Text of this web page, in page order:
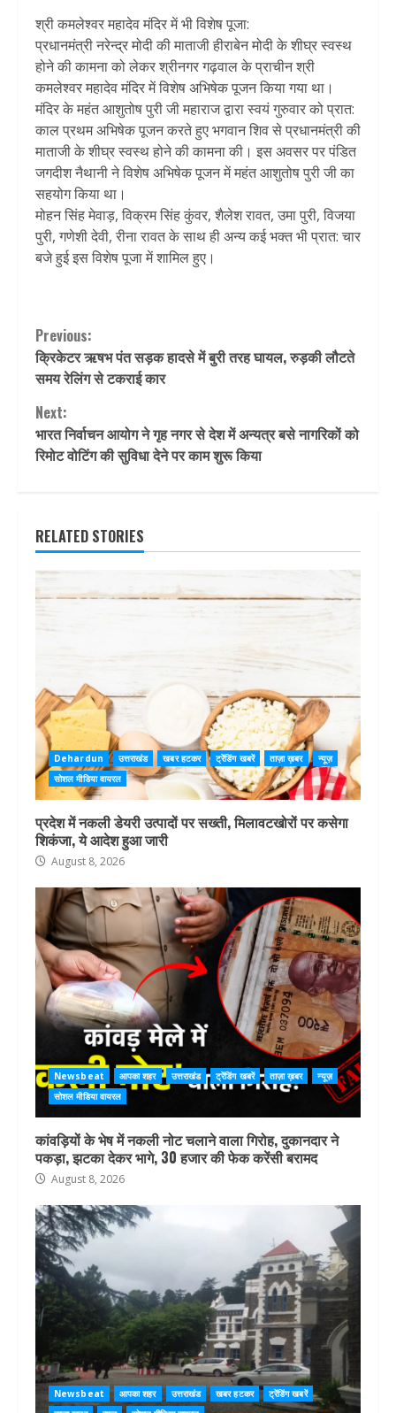
श्री कमलेश्वर महादेव मंदिर में भी विशेष पूजा:
प्रधानमंत्री नरेन्द्र मोदी की माताजी हीराबेन मोदी के शीघ्र स्वस्थ
होने की कामना को लेकर श्रीनगर गढ़वाल के प्राचीन श्री
कमलेश्वर महादेव मंदिर में विशेष अभिषेक पूजन किया गया था।
मंदिर के महंत आशुतोष पुरी जी महाराज द्वारा स्वयं गुरुवार को प्रात:
काल प्रथम अभिषेक पूजन करते हुए भगवान शिव से प्रधानमंत्री की
माताजी के शीघ्र स्वस्थ होने की कामना की। इस अवसर पर पंडित
जगदीश नैथानी ने विशेष अभिषेक पूजन में महंत आशुतोष पुरी जी का
सहयोग किया था।
मोहन सिंह मेवाड़, विक्रम सिंह कुंवर, शैलेश रावत, उमा पुरी, विजया
पुरी, गणेशी देवी, रीना रावत के साथ ही अन्य कई भक्त भी प्रात: चार
बजे हुई इस विशेष पूजा में शामिल हुए।
Continue
Reading
Previous:
क्रिकेटर ऋषभ पंत सड़क हादसे में बुरी तरह घायल, रुड़की लौटते
समय रेलिंग से टकराई कार
Next:
भारत निर्वाचन आयोग ने गृह नगर से देश में अन्यत्र बसे नागरिकों को
रिमोट वोटिंग की सुविधा देने पर काम शुरू किया
RELATED STORIES
Dehardun उत्तराखंड खबर हटकर ट्रेंडिंग खबरें ताज़ा ख़बर
न्यूज़
सोशल मीडिया वायरल
प्रदेश में नकली डेयरी उत्पादों पर सख्ती, मिलावटखोरों पर कसेगा
शिकंजा, ये आदेश हुआ जारी
August 8, 2026
Newsbeat आपका शहर उत्तराखंड ट्रेंडिंग खबरें ताज़ा ख़बर
न्यूज़
सोशल मीडिया वायरल
कांवड़ियों के भेष में नकली नोट चलाने वाला गिरोह, दुकानदार ने
पकड़ा, झटका देकर भागे, 30 हजार की फेक करेंसी बरामद
August 8, 2026
Newsbeat आपका शहर उत्तराखंड खबर हटकर
ट्रेंडिंग खबरें